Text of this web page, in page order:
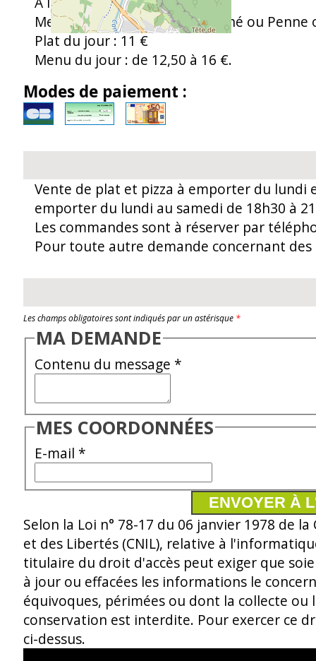
Menu enfant : 10 € (Steak haché ou Penne
Plat du jour : 11 €
Menu du jour : de 12,50 à 16 €.
Modes de paiement :
Vente de plat et pizza à emporter du lundi
emporter du lundi au samedi de 18h30 à
Les commandes sont à réserver par
Pour toute autre demande concernant
Les champs obligatoires sont indiqués par un astérisque *
MA DEMANDE
Contenu du message *
MES COORDONNÉES
E-mail *
Selon la Loi n° 78-17 du 06 janvier 1978 de
et des Libertés (CNIL), relative à
titulaire du droit d'accès peut exiger que
à jour ou effacées les informations le
équivoques, périmées ou dont la collecte
conservation est interdite. Pour exercer ce
ci-dessus.